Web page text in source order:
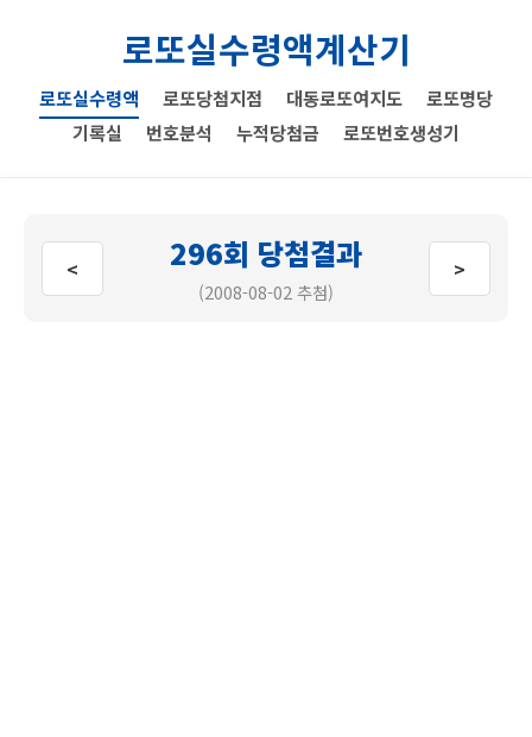
로또실수령액계산기
로또실수령액 로또당첨지점 대동로또여지도
로또명당
기록실
번호분석 누적당첨금 로또번호생성기
< 296회 당첨결과
(2008-08-02 추첨)
>